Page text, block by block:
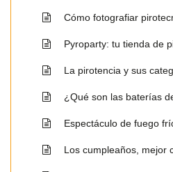
Cómo fotografiar
Pyroparty: tu tienda de
La pirotencia y sus
¿Qué son las baterías
Espectáculo de fuego
Los cumpleaños, mejor